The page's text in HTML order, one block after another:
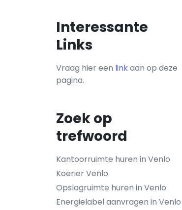
Interessante
Links
Vraag hier een linkaan op deze
pagina.
Zoek op
trefwoord
Kantoorruimte huren in Venlo
Koerier Venlo
Opslagruimte huren in Venlo
Energielabel aanvragen in Venlo